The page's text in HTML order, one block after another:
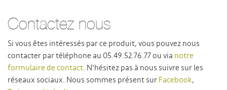
Contactez nous
Si vous êtes intéressés par ce produit, vous pouvez nous
contacter par téléphone au 05.49.52.76.77 ou via notre
formulaire de contact. N'hésitez pas à nous suivre sur les
réseaux sociaux. Nous sommes présent sur Facebook,